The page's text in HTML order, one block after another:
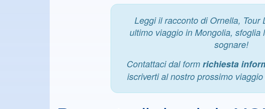
Leggi il racconto di Ornella, Tour
ultimo viaggio in Mongolia, sfoglia
sognare!
Contattaci dal form richiesta
iscriverti al nostro prossimo